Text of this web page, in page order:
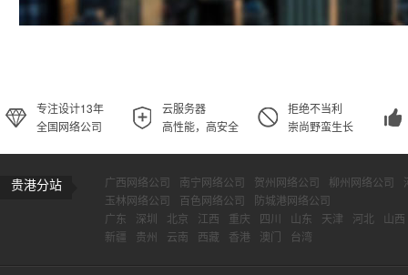
专注设计13年
全国网络公司
云服务器
高性能，高安全
拒绝不当利
崇尚野蛮生长
贵港分站 广西网络公司 南宁网络公司 贺州网络公司 柳州网络公司
玉林网络公司
百色网络公司
防城港网络公司
广东
深圳 北京 江西 重庆 四川 山东 天津 河北
山西
新疆
贵州 云南 西藏 香港 澳门 台湾